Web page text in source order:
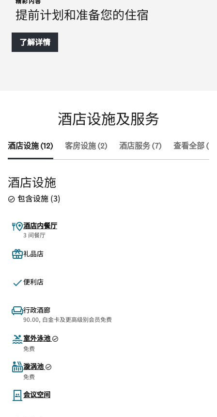
提前计划和准备您的住宿
了解详情
酒店设施及服务
酒店设施 (12) 客房设施 (2) 酒店服务 (7) 查看全部
酒店设施
包含设施 (3)
酒店内餐厅
3 间餐厅
礼品店
便利店
行政酒廊
90.00, 白金卡及更高级别会员免费
室外泳池
免费
漩涡池
免费
会议空间